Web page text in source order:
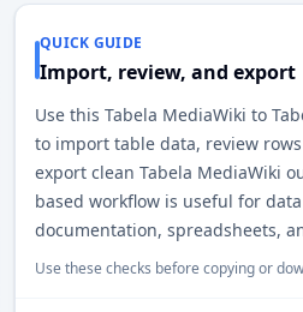
QUICK GUIDE
Import, review, and export
Use this Tabela MediaWiki to
to import table data, review
export clean Tabela MediaWiki
based workflow is useful for
documentation, spreadsheets,
Use these checks before copying or